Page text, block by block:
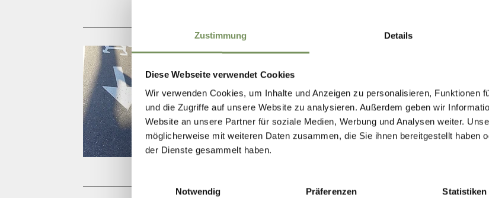
Zustimmung Details
Diese Webseite verwendet Cookies
Wir verwenden Cookies, um Inhalte und Anzeigen zu personalisieren, Funktionen
und die Zugriffe auf unsere Website zu analysieren. Außerdem geben wir
Website an unsere Partner für soziale Medien, Werbung und Analysen weiter.
möglicherweise mit weiteren Daten zusammen, die Sie ihnen bereitgestellt haben
der Dienste gesammelt haben.
Notwendig
Präferenzen Statistiken
VINSCHGAU -SHUTTLE
Ihr persönlicher Mietwagen mit Fahrer für den
Tages-Ausflüge, Zubringerdienste, Einzelfahrten uvm.
T+39 335 6828514
info@vinschgau-shuttle.it